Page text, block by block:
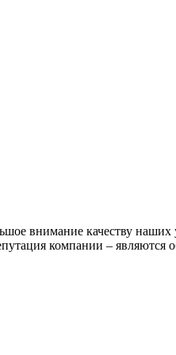
внимание качеству
компании – являются